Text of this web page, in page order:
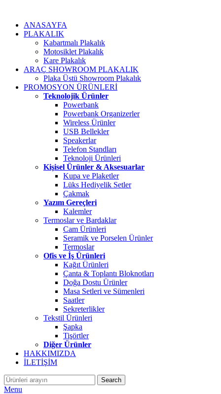
ANASAYFA
PLAKALIK
Kabartmalı Plakalık
Motosiklet Plakalık
Kare Plakalık
ARAÇ SHOWROOM PLAKALIK
Plaka Üstü Showroom Plakalık
PROMOSYON ÜRÜNLERİ
Teknolojik Ürünler
Powerbank
Powerbank Organizerler
Wireless Ürünler
USB Bellekler
Speakerlar
Telefon Standları
Teknoloji Ürünleri
Kişisel Ürünler & Aksesuarlar
Kupa ve Plaketler
Lüks Hediyelik Setler
Çakmak
Yazım Gereçleri
Kalemler
Termoslar ve Bardaklar
Cam Ürünleri
Seramik ve Porselen Ürünler
Termoslar
Ofis ve İş Ürünleri
Kağıt Ürünleri
Çanta & Toplantı Bloknotları
Doğa Dostu Ürünler
Masa Setleri ve Sümenleri
Saatler
Sekreterlikler
Tekstil Ürünleri
Şapka
Tişörtler
Diğer Ürünler
HAKKIMIZDA
İLETİŞİM
Search
Menu